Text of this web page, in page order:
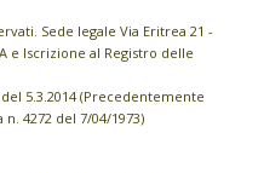
Sede legale Via Eritrea 21 -
e Iscrizione al Registro delle
5.3.2014 (Precedentemente
4272 del 7/04/1973)